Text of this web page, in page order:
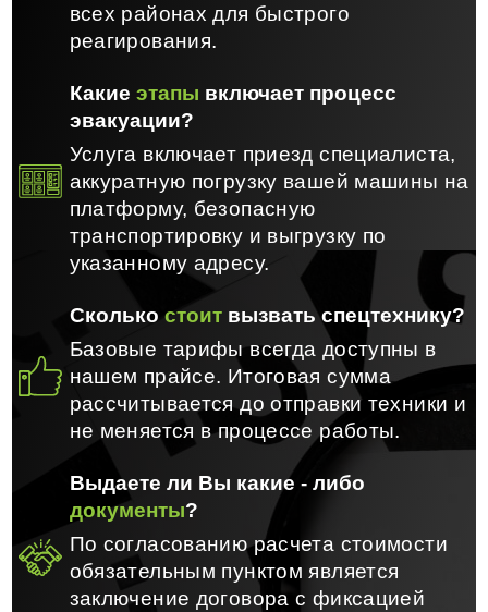
всех районах для быстрого
реагирования.
Какие этапы включает процесс
эвакуации?
Услуга включает приезд специалиста,
аккуратную погрузку вашей машины на
платформу, безопасную
транспортировку и выгрузку по
указанному адресу.
Сколькостоитвызвать спецтехнику?
Базовые тарифы всегда доступны в
нашем прайсе. Итоговая сумма
рассчитывается до отправки техники и
не меняется в процессе работы.
Выдаете ли Вы какие - либо
документы?
По согласованию расчета стоимости
обязательным пунктом является
заключение договора с фиксацией